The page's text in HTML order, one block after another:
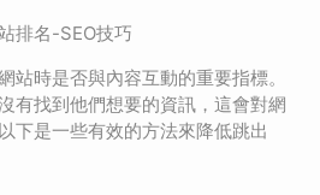
排名-SEO技巧
站時是否與內容互動的重要指標。
有找到他們想要的資訊，這會對網
下是一些有效的方法來降低跳出